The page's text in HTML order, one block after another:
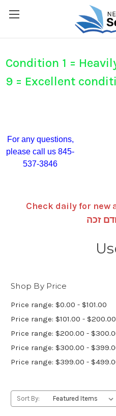
Condition 1 =
9 = Excellent
For any questions,
please call us 845-
537-3846
Check daily for new
זכה
Shop By Price
Price range: $0.00 - $101.00
Price range: $101.00 - $200.00
Price range: $200.00 -
Price range: $300.00 -
Price range: $399.00 -
Sort By: